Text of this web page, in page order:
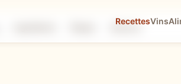
RecettesVins
Astuces